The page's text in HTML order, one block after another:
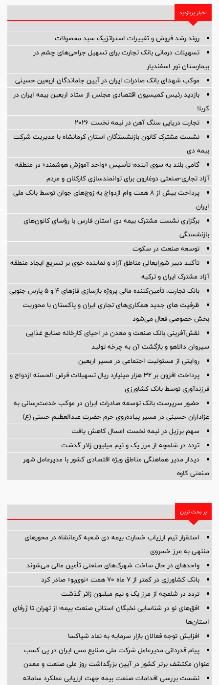
اخبار پربازدید
روند رشد فروش و تغییرات استراتژیک سبد محصولات
تسهیلات درمانی بانک تجارت برای تسهیل جراحی‌های چشم در
بیمارستان نور اسفندیار
موکب شهدای بانک صادرات ایران در آیین جاماندگان اربعین حسینی
بازدید رئیس کمیسیون اقتصادی مجلس از ستاد اربعین بیمه ایران در
کربلا
تجارت دریایی سنگ آهن در نیمه نخست ۲۰۲۶
نشست مشترک کانون بازنشستگان استان کرمانشاه با مدیریت شرکت
بیمه دی
گامی بلند به سوی آینده؛ تأسیس «واحد آموزش هوشمند» در منطقه
آزاد تجاری-صنعتی دوغارون برای توانمندسازی کارکنان و مردم
پرداخت بیش از ۸ همت وام ازدواج به زوج‌های جوان توسط بانک ملی
ایران
برگزاری نشست مشترک بیمه دی استان فارس با رؤسای کانون‌های
بازنشستگی
توسعه صنعت در سکوت
تأکید دبیر شورایعالی مناطق آزاد و نماینده خوی بر تسریع ایجاد منطقه
آزاد مشترک ایران و ترکیه
بانک تجارت، تأمین‌کننده مالی پروژه بازسازی فازهای ۴ و ۵ پارس جنوبی
ظرفیت های جدید همکاری‌های تجاری ایران و پاکستان با محوریت
بخش خصوصی فعال می‌شود
نقش‌آفرینی بانک صنعت و معدن در احیای کارخانه صنایع غذایی
سیروان دالاهو و بازگشت آن به چرخه تولید
روایتی از مسئولیت اجتماعی در مسیر اربعین
پرداخت افزون بر 32 هزار میلیارد ریال تسهیلات قرض الحسنه ازدواج و
فرزندآوری توسط بانک کشاورزی
حضور سرپرست بانک توسعه صادرات ایران در موکب خدمت‌رسانی به
عزاداران حسینی در مسیر پیاده‌روی حرم حضرت عبدالعظیم حسنی (ع)
سهم برزیل در نیمه نخست امسال کاهش یافت
تردد در شلمچه از مرز یک و نیم میلیون زائر گذشت
دیدار مدیر هماهنگی مناطق ویژه اقتصادی کشور با مدیرعامل شهر
صنعتی کاوه
پر بحث ترین
استقرار تیم ارزیاب خسارت بیمه دی شعبه کرمانشاه در محورهای
منتهی به مرز خسروی
واحدهای در حال ساخت شهرک‌های صنعتی تأمین مالی می‌شوند
بانک کشاورزی در کمتر از ۷ ماه ۷۰ همت «نوی‌پو» صادر کرد
تردد در شلمچه از مرز یک و نیم میلیون زائر گذشت
افق‌های نو در شناسایی نخبگان استانی صنعت بیمه؛ از تهران تا ژرفای
استان‌ها
افزایش توجه فعالان بازار سرمایه به نماد شپاکسا
پیام قدردانی مدیرعامل شرکت ملی صنایع مس ایران در پی کسب
عنوان مکتشف برتر کشور در آیین بزرگداشت روز ملی صنعت و معدن
نشست بررسی اقدامات صنعت بیمه جهت ارزیابی عملکرد سامانه